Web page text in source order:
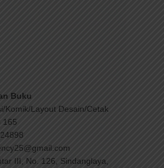
Buku
Komik/Layout Desain/Cetak
165
III, No. 126, Sindanglaya,